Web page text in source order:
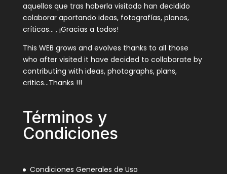
aquellos que tras haberla visitado han decidido
colaborar aportando ideas, fotografías, planos,
críticas… , ¡Gracias a todos!
This WEB grows and evolves thanks to all those
who after visited it have decided to collaborate by
contributing with ideas, photographs, plans,
critics…Thanks !!!
Términos y
Condiciones
Condiciones Generales de Uso